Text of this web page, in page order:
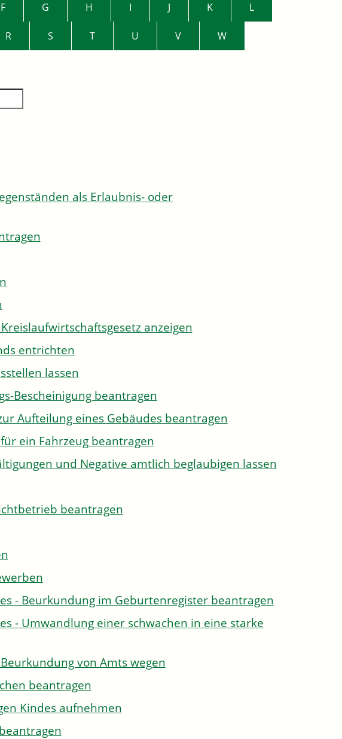
F G H I J K L
R S T U V W
als Erlaubnis- oder
anzeigen
entrichten
lassen
Bescheinigung beantragen
Aufteilung eines Gebäudes beantragen
ein Fahrzeug beantragen
und Negative amtlich beglaubigen lassen
beantragen
- Beurkundung im Geburtenregister beantragen
- Umwandlung einer schwachen in eine starke
von Amts wegen
beantragen
Kindes aufnehmen